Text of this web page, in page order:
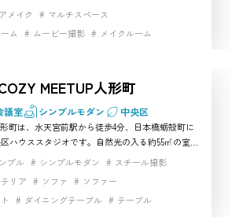
撮影ができます。4つの和室や木造階段、簡易キッ
して広い空間として使うことも可能です。和装ポ
レ、商品撮影、インタビュー、動画制作に適して
メイク
マルチスペース
ム
ムービー撮影
メイクルーム
史的建築物 生活シーン 自然光
高速インターネット
MEETUP人形町
議室 シンプルモダン 中央区
町は、水天宮前駅から徒歩4分、日本橋蛎殻町に
ハウススタジオです。自然光の入る約55㎡の室内
子、ソファ、プロジェクター、スクリーン、高速
ナー収録、ライブ配信まで幅広く対応します。家
式や対談形式へ変更しやすく、施術ベッドも4台
プル シンプルモダン
スチール撮影
リア
ソファ
ソファー
ダイニングテーブル
テーブル